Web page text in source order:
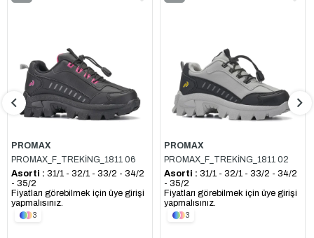
PROMAX
PROMAX_F_TREKİNG_1811 06
Asorti : 31/1 - 32/1 - 33/2 - 34/2
- 35/2
Fiyatları görebilmek için üye girişi
yapmalısınız.
3
PROMAX
PROMAX_F_TREKİNG_1811 02
Asorti : 31/1 - 32/1 - 33/2 - 34/2
- 35/2
Fiyatları görebilmek için üye girişi
yapmalısınız.
3